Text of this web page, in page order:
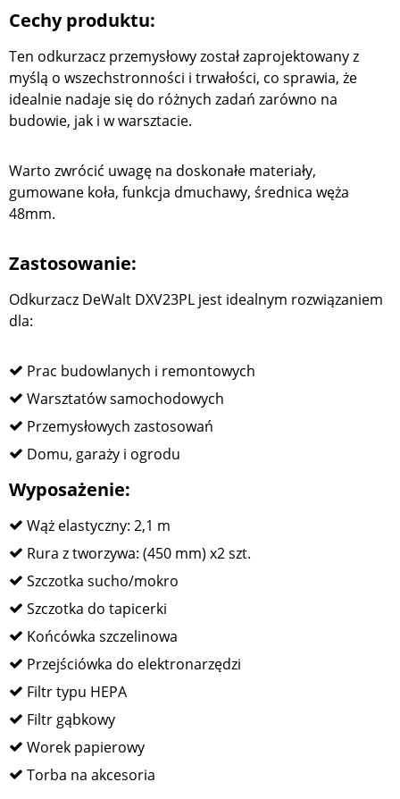
Cechy produktu:
Ten odkurzacz przemysłowy został zaprojektowany z
myślą o wszechstronności i trwałości, co sprawia, że
idealnie nadaje się do różnych zadań zarówno na
budowie, jak i w warsztacie.
Warto zwrócić uwagę na doskonałe materiały,
gumowane koła, funkcja dmuchawy, średnica węża
48mm.
Zastosowanie:
Odkurzacz DeWalt DXV23PL jest idealnym rozwiązaniem
dla:
Prac budowlanych i remontowych
Warsztatów samochodowych
Przemysłowych zastosowań
Domu, garaży i ogrodu
Wyposażenie:
Wąż elastyczny: 2,1 m
Rura z tworzywa: (450 mm) x2 szt.
Szczotka sucho/mokro
Szczotka do tapicerki
Końcówka szczelinowa
Przejściówka do elektronarzędzi
Filtr typu HEPA
Filtr gąbkowy
Worek papierowy
Torba na akcesoria